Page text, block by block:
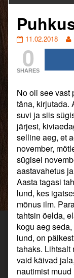
Puhkus
Aastaaruanne.
published
on
11.02.2018
0
SHARES
No oli see vast
täna, kirjutada.
suvi ja siis
järjest,
selline aeg, et
november,
sügisel
aastavahetus
Aasta tagasi
lund, kes
mõnus ilm.
tahtsin öelda,
kogu aeg
lund, on
tahaks. Lihtsalt
vaid käivad
nautimist